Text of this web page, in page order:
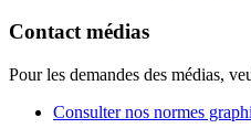
Contact médias
Pour les demandes des médias,
Consulter nos normes